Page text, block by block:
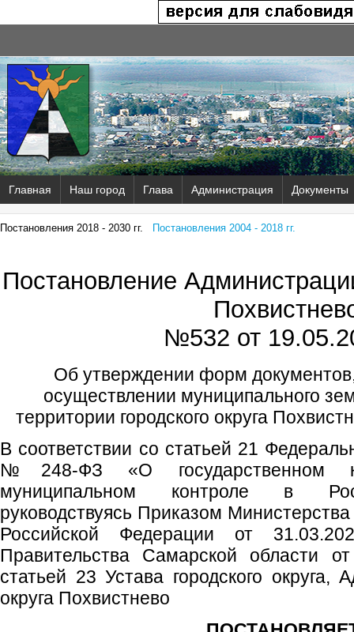
Главная Наш город Глава Администрация Документы
Постановления 2018 - 2030 гг. Постановления 2004 - 2018 гг.
Постановление
№532 от
Об утверждении форм
осуществлении муниципального
территории городского округа
В соответствии со статьей 21
№248-ФЗ «О государственном
муниципальном контроле в
руководствуясь Приказом
Российской Федерации от
Правительства Самарской области
статьей 23 Устава городского округа,
округа Похвистнево